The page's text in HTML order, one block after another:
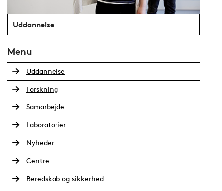
Uddannelse
Menu
Uddannelse
Forskning
Samarbejde
Laboratorier
Nyheder
Centre
Beredskab og sikkerhed